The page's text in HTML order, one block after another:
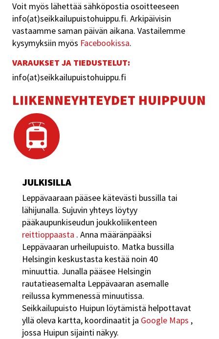
Voit myös lähettää sähköpostia osoitteeseen
info(at)seikkailupuistohuippu.fi. Arkipäivisin
vastaamme saman päivän aikana. Vastailemme
kysymyksiin myös Facebookissa.
VARAUKSET JA TIEDUSTELUT:
info(at)seikkailupuistohuippu.fi
LIIKENNEYHTEYDET HUIPPUUN
JULKISILLA
Leppävaaraan pääsee kätevästi bussilla tai
lähijunalla. Sujuvin yhteys löytyy
pääkaupunkiseudun joukkoliikenteen
reittioppaasta . Anna määränpääksi
Leppävaaran urheilupuisto. Matka bussilla
Helsingin keskustasta kestää noin 40
minuuttia. Junalla pääsee Helsingin
rautatieasemalta Leppävaaran asemalle
reilussa kymmenessä minuutissa.
Seikkailupuisto Huipun löytämistä helpottavat
yllä oleva kartta, koordinaatit ja Google Maps ,
jossa Huipun sijainti näkyy.